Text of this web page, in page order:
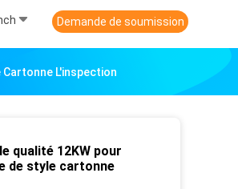
Demande de soumission
Cartonne L'inspection
qualité 12KW pour
de style cartonne